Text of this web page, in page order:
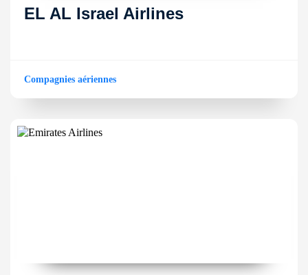
EL AL Israel Airlines
Compagnies aériennes